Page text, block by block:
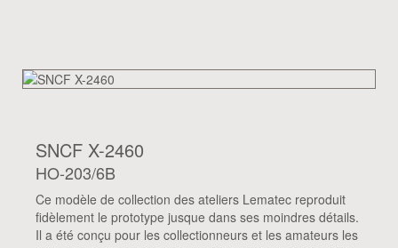
SNCF X-2460
HO-203/6B
Ce modèle de collection des ateliers Lematec reproduit
fidèlement le prototype jusque dans ses moindres détails.
Il a été conçu pour les collectionneurs et les amateurs les